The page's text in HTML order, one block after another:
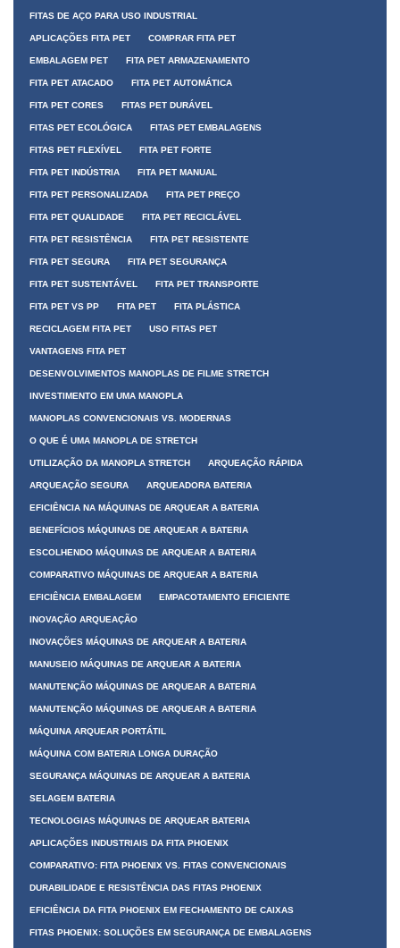
FITAS DE AÇO PARA USO INDUSTRIAL
APLICAÇÕES FITA PET COMPRAR FITA PET
EMBALAGEM PET FITA PET ARMAZENAMENTO
FITA PET ATACADO FITA PET AUTOMÁTICA
FITA PET CORES FITAS PET DURÁVEL
FITAS PET ECOLÓGICA FITAS PET EMBALAGENS
FITAS PET FLEXÍVEL FITA PET FORTE
FITA PET INDÚSTRIA FITA PET MANUAL
FITA PET PERSONALIZADA FITA PET PREÇO
FITA PET QUALIDADE FITA PET RECICLÁVEL
FITA PET RESISTÊNCIA FITA PET RESISTENTE
FITA PET SEGURA FITA PET SEGURANÇA
FITA PET SUSTENTÁVEL FITA PET TRANSPORTE
FITA PET VS PP FITA PET FITA PLÁSTICA
RECICLAGEM FITA PET USO FITAS PET
VANTAGENS FITA PET
DESENVOLVIMENTOS MANOPLAS DE FILME STRETCH
INVESTIMENTO EM UMA MANOPLA
MANOPLAS CONVENCIONAIS VS. MODERNAS
O QUE É UMA MANOPLA DE STRETCH
UTILIZAÇÃO DA MANOPLA STRETCH ARQUEAÇÃO RÁPIDA
ARQUEAÇÃO SEGURA ARQUEADORA BATERIA
EFICIÊNCIA NA MÁQUINAS DE ARQUEAR A BATERIA
BENEFÍCIOS MÁQUINAS DE ARQUEAR A BATERIA
ESCOLHENDO MÁQUINAS DE ARQUEAR A BATERIA
COMPARATIVO MÁQUINAS DE ARQUEAR A BATERIA
EFICIÊNCIA EMBALAGEM EMPACOTAMENTO EFICIENTE
INOVAÇÃO ARQUEAÇÃO
INOVAÇÕES MÁQUINAS DE ARQUEAR A BATERIA
MANUSEIO MÁQUINAS DE ARQUEAR A BATERIA
MANUTENÇÃO MÁQUINAS DE ARQUEAR A BATERIA
MANUTENÇÃO MÁQUINAS DE ARQUEAR A BATERIA
MÁQUINA ARQUEAR PORTÁTIL
MÁQUINA COM BATERIA LONGA DURAÇÃO
SEGURANÇA MÁQUINAS DE ARQUEAR A BATERIA
SELAGEM BATERIA
TECNOLOGIAS MÁQUINAS DE ARQUEAR BATERIA
APLICAÇÕES INDUSTRIAIS DA FITA PHOENIX
COMPARATIVO: FITA PHOENIX VS. FITAS CONVENCIONAIS
DURABILIDADE E RESISTÊNCIA DAS FITAS PHOENIX
EFICIÊNCIA DA FITA PHOENIX EM FECHAMENTO DE CAIXAS
FITAS PHOENIX: SOLUÇÕES EM SEGURANÇA DE EMBALAGENS